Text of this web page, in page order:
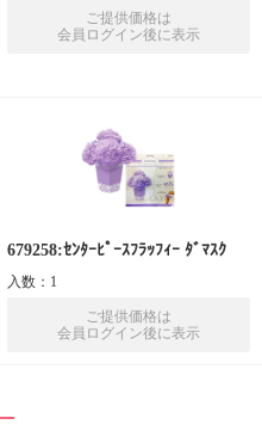
ご提供価格は
会員ログイン後に表示
679258:ｾﾝﾀｰﾋﾟｰｽﾌﾗｯﾌｨｰ ﾀﾞﾏｽｸ
入数：1
ご提供価格は
会員ログイン後に表示